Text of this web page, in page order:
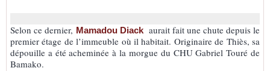
Selon ce dernier, Mamadou Diackaurait fait une chute depuis le
premier étage de l’immeuble où il habitait. Originaire de Thiès, sa
dépouille a été acheminée à la morgue du CHU Gabriel Touré de
Bamako.